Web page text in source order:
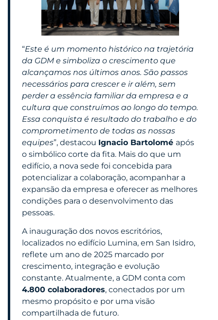
“Este é um momento histórico na trajetória
da GDM e simboliza o crescimento que
alcançamos nos últimos anos. São passos
necessários para crescer e ir além, sem
perder a essência familiar da empresa e a
cultura que construímos ao longo do tempo.
Essa conquista é resultado do trabalho e do
comprometimento de todas as nossas
equipes”, destacou Ignacio Bartolomé após
o simbólico corte da fita. Mais do que um
edifício, a nova sede foi concebida para
potencializar a colaboração, acompanhar a
expansão da empresa e oferecer as melhores
condições para o desenvolvimento das
pessoas.
A inauguração dos novos escritórios,
localizados no edifício Lumina, em San Isidro,
reflete um ano de 2025 marcado por
crescimento, integração e evolução
constante. Atualmente, a GDM conta com
4.800 colaboradores, conectados por um
mesmo propósito e por uma visão
compartilhada de futuro.